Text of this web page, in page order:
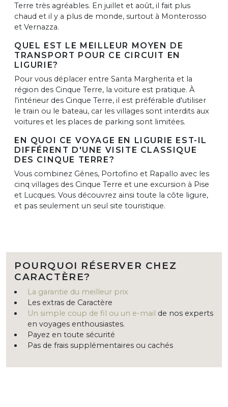
Terre très agréables. En juillet et août, il fait plus
chaud et il y a plus de monde, surtout à Monterosso
et Vernazza.
QUEL EST LE MEILLEUR MOYEN DE
TRANSPORT POUR CE CIRCUIT EN
LIGURIE?
Pour vous déplacer entre Santa Margherita et la
région des Cinque Terre, la voiture est pratique. À
l'intérieur des Cinque Terre, il est préférable d'utiliser
le train ou le bateau, car les villages sont interdits aux
voitures et les places de parking sont limitées.
EN QUOI CE VOYAGE EN LIGURIE EST-IL
DIFFÉRENT D'UNE VISITE CLASSIQUE
DES CINQUE TERRE?
Vous combinez Gênes, Portofino et Rapallo avec les
cinq villages des Cinque Terre et une excursion à Pise
et Lucques. Vous découvrez ainsi toute la côte ligure,
et pas seulement un seul site touristique.
POURQUOI RÉSERVER CHEZ
CARACTÈRE?
La garantie du meilleur prix
Les extras de Caractère
Un simple coup de fil ou un e-mail de nos experts
en voyages enthousiastes.
Payez en toute sécurité
Pas de frais supplémentaires ou cachés